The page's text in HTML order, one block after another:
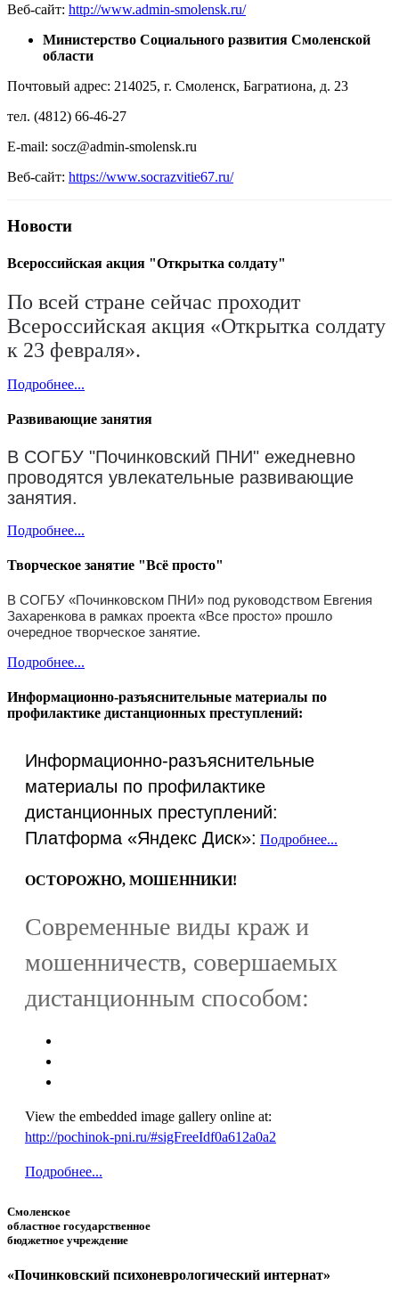
Веб-сайт: http://www.admin-smolensk.ru/
Министерство Социального развития Смоленской
области
Почтовый адрес: 214025, г. Смоленск, Багратиона, д. 23
тел. (4812) 66-46-27
E-mail: socz@admin-smolensk.ru
Веб-сайт: https://www.socrazvitie67.ru/
Новости
Всероссийская акция "Открытка солдату"
По всей стране сейчас проходит
Всероссийская акция «Открытка солдату
к 23 февраля».
Подробнее...
Развивающие занятия
В СОГБУ "Починковский ПНИ" ежедневно
проводятся увлекательные развивающие
занятия.
Подробнее...
Творческое занятие "Всё просто"
В СОГБУ «Починковском ПНИ» под руководством Евгения
Захаренкова в рамках проекта «Все просто» прошло
очередное творческое занятие.
Подробнее...
Информационно-разъяснительные материалы по
профилактике дистанционных преступлений:
Информационно-разъяснительные
материалы по профилактике
дистанционных преступлений:
Платформа «Яндекс Диск»: Подробнее...
ОСТОРОЖНО, МОШЕННИКИ!
Современные виды краж и
мошенничеств, совершаемых
дистанционным способом:
View the embedded image gallery online at:
http://pochinok-pni.ru/#sigFreeIdf0a612a0a2
Подробнее...
Смоленское
областное государственное
бюджетное учреждение
«Починковский психоневрологический интернат»